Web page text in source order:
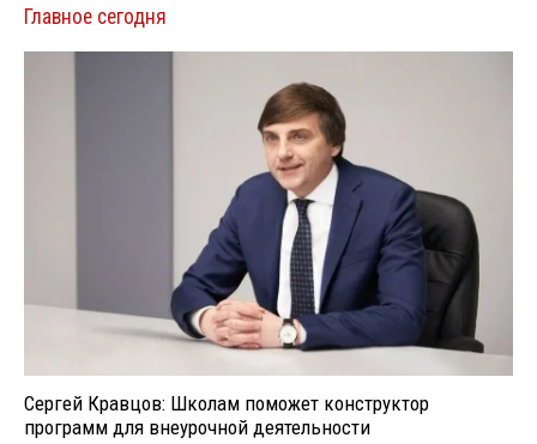
Главное сегодня
Сергей Кравцов: Школам поможет конструктор
программ для внеурочной деятельности